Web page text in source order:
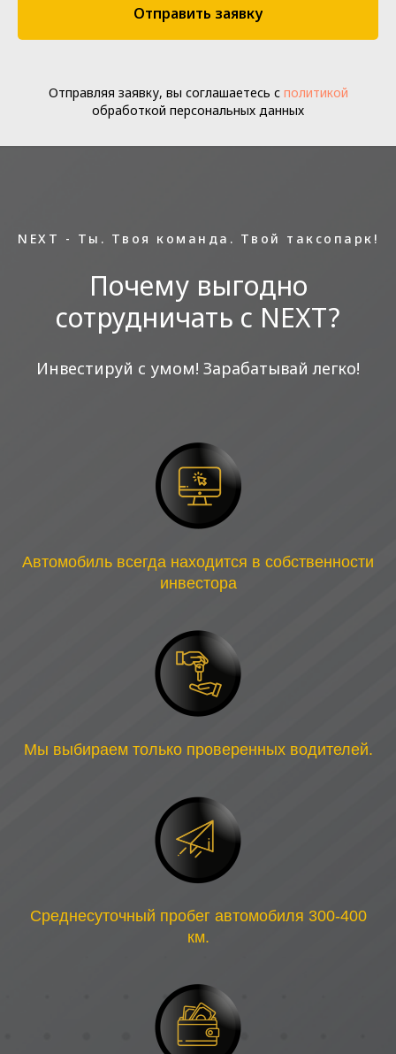
Отправить заявку
Отправляя заявку, вы соглашаетесь с политикой
обработкой персональных данных
NEXT - Ты. Твоя команда. Твой таксопарк!
Почему выгодно
сотрудничать с NEXT?
Инвестируй с умом! Зарабатывай легко!
Автомобиль всегда находится в собственности
инвестора
Мы выбираем только проверенных водителей.
Среднесуточный пробег автомобиля 300-400
км.